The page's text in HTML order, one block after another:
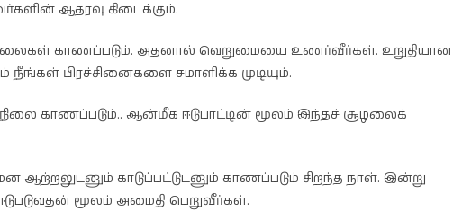
ஆதரவு கிடைக்கும்.
காணப்படும். அதனால் வெறுமையை உணர்வீர்கள். உறுதியான
பிரச்சினைகளை சமாளிக்க முடியும்.
காணப்படும்.. ஆன்மீக ஈடுபாட்டின் மூலம் இந்தச் சூழலைக்
ஆற்றலுடனும் காடுப்பட்டுடனும் காணப்படும் சிறந்த நாள். இன்று
மூலம் அமைதி பெறுவீர்கள்.